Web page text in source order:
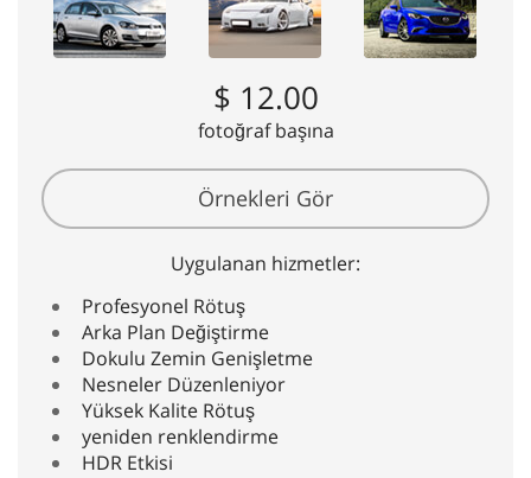
$ 12.00
fotoğraf başına
Örnekleri Gör
Uygulanan hizmetler:
Profesyonel Rötuş
Arka Plan Değiştirme
Dokulu Zemin Genişletme
Nesneler Düzenleniyor
Yüksek Kalite Rötuş
yeniden renklendirme
HDR Etkisi